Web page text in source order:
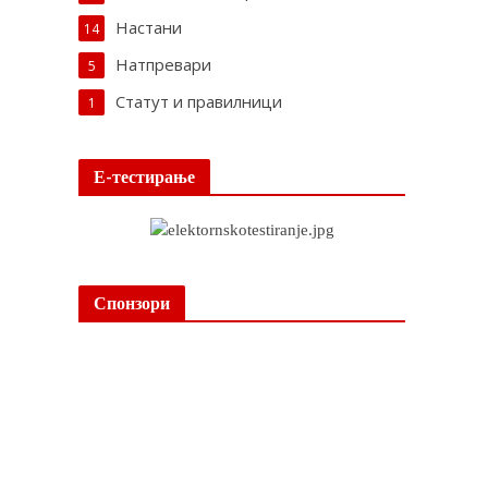
Настани
14
Натпревари
5
Статут и правилници
1
Е-тестирање
Спонзори